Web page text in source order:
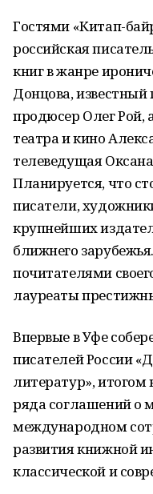
Гостями «Китап-
российская
книг в жанре
Донцова, известный
продюсер Олег Рой,
театра и кино
телеведущая
Планируется, что
писатели,
крупнейших
ближнего
почитателями
лауреаты
Впервые в Уфе
писателей России
литератур», итогом
ряда соглашений о
международном
развития книжной
классической и